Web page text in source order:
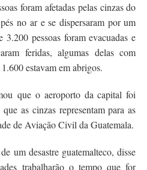
foram afetadas pelas cinzas do
no ar e se dispersaram por um
pessoas foram evacuadas e
feridas, algumas delas com
estavam em abrigos.
que o aeroporto da capital foi
as cinzas representam para as
de Aviação Civil da Guatemala.
um desastre guatemalteco, disse
trabalharão o tempo que for